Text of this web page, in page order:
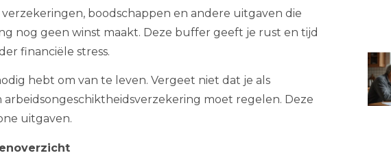
boodschappen en andere uitgaven die
nog geen winst maakt. Deze buffer geeft je rust en tijd
financiële stress.
hebt om van te leven. Vergeet niet dat je als
moet regelen. Deze
uitgaven.